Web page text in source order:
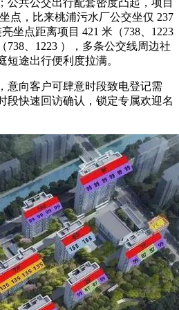
公共公交出行配套密度凸起，项目
点，比来桃浦污水厂公交坐仅 237
坐点距离项目 421 米（738、1223
738、1223 ），多条公交线周边社
短途出行便利度拉满。
向客户可肆意时段致电登记需
段快速回访确认，锁定专属欢迎名